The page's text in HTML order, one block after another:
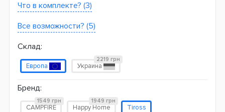
Что в комплекте? (3)
Все возможности? (5)
Склад:
Европа Украина
2219 грн
Бренд:
CAMPFIRE
1549 грн
Happy Home
1949 грн
Tiross